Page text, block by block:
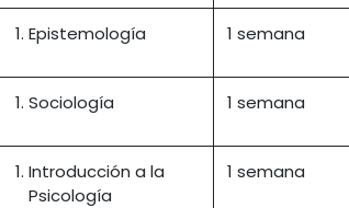
Epistemología 1 semana
Sociología 1 semana
Introducción a la
Psicología
1 semana